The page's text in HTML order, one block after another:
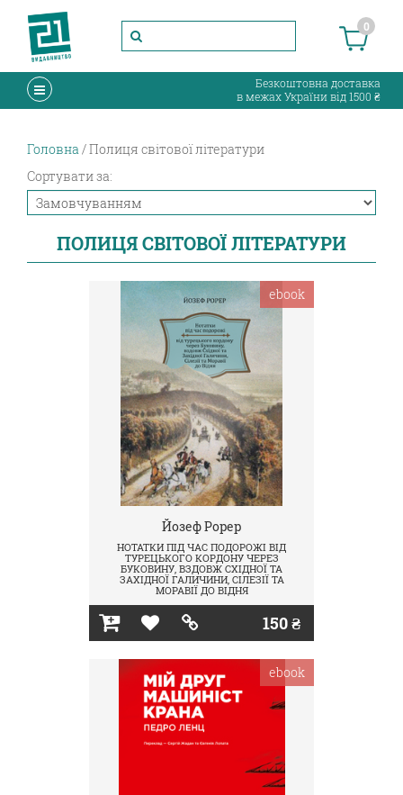
0
Безкоштовна доставка
в межах України від 1500 ₴
Головна Полиця світової літератури
Сортувати за:
ПОЛИЦЯ СВІТОВОЇ ЛІТЕРАТУРИ
Йозеф Рорер
НОТАТКИ ПІД ЧАС ПОДОРОЖІ ВІД
ТУРЕЦЬКОГО КОРДОНУ ЧЕРЕЗ
БУКОВИНУ, ВЗДОВЖ СХІДНОЇ ТА
ЗАХІДНОЇ ГАЛИЧИНИ, СІЛЕЗІЇ ТА
МОРАВІЇ ДО ВІДНЯ
150 ₴
ebook
ebook